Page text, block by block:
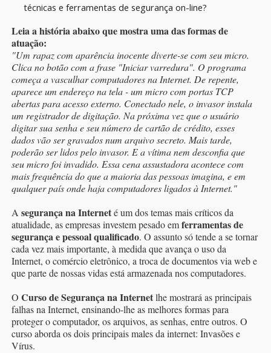
técnicas e ferramentas de segurança on-line?
Leia a história abaixo que mostra uma das formas de
atuação:
"Um rapaz com aparência inocente diverte-se com seu micro.
Clica no botão com a frase "Iniciar varredura". O programa
começa a vasculhar computadores na Internet. De repente,
aparece um endereço na tela - um micro com portas TCP
abertas para acesso externo. Conectado nele, o invasor instala
um registrador de digitação. Na próxima vez que o usuário
digitar sua senha e seu número de cartão de crédito, esses
dados vão ser gravados num arquivo secreto. Mais tarde,
poderão ser lidos pelo invasor. E a vítima nem desconfia que
seu micro foi invadido. Essa cena assustadora acontece com
mais frequência do que a maioria das pessoas imagina, e em
qualquer país onde haja computadores ligados à Internet."
A segurança na Interneté um dos temas mais críticos da
atualidade, as empresas investem pesado emferramentas de
segurança e pessoal qualificado. O assunto só tende a se tornar
cada vez mais importante, à medida que avança o uso da
Internet, o comércio eletrônico, a troca de documentos via web e
que parte de nossas vidas está armazenada nos computadores.
O Curso de Segurança na Internetlhe mostrará as principais
falhas na Internet, ensinando-lhe as melhores formas para
proteger o computador, os arquivos, as senhas, entre outros. O
curso aborda os dois principais males da internet: Invasões e
Vírus.